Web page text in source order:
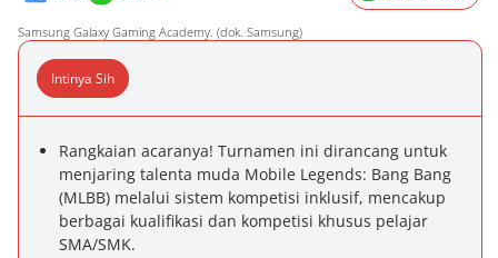
Samsung Galaxy Gaming Academy. (dok. Samsung)
Intinya Sih
Rangkaian acaranya! Turnamen ini dirancang untuk
menjaring talenta muda Mobile Legends: Bang Bang
(MLBB) melalui sistem kompetisi inklusif, mencakup
berbagai kualifikasi dan kompetisi khusus pelajar
SMA/SMK.